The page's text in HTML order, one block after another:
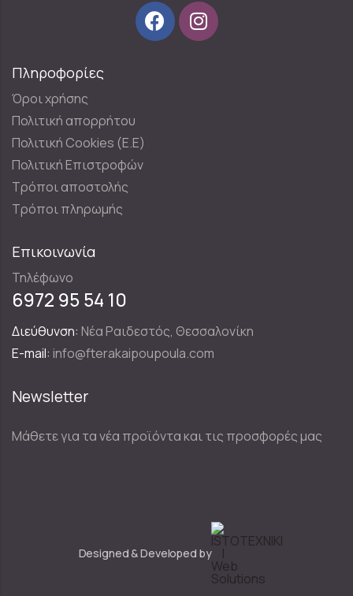
Πληροφορίες
Όροι χρήσης
Πολιτική απορρήτου
Πολιτική Cookies (E.E)
Πολιτική Επιστροφών
Τρόποι αποστολής
Τρόποι πληρωμής
Επικοινωνία
Τηλέφωνο
6972 95 54 10
Διεύθυνση: Νέα Ραιδεστός, Θεσσαλονίκη
E-mail: info@fterakaipoupoula.com
Newsletter
Μάθετε για τα νέα προϊόντα και τις προσφορές μας
Designed & Developed by